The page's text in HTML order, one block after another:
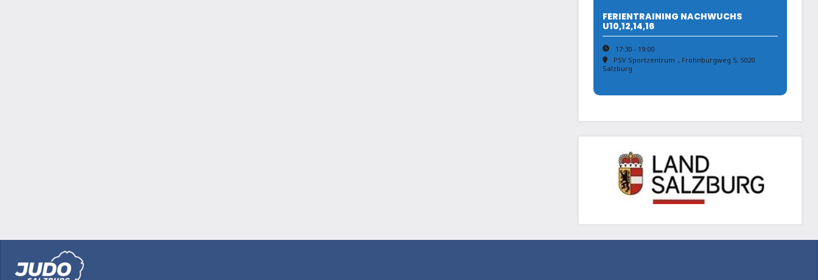
FERIENTRAINING NACHWUCHS
U10,12,14,16
17:30 - 19:00
PSV Sportzentrum , Frohnburgweg 5, 5020
Salzburg